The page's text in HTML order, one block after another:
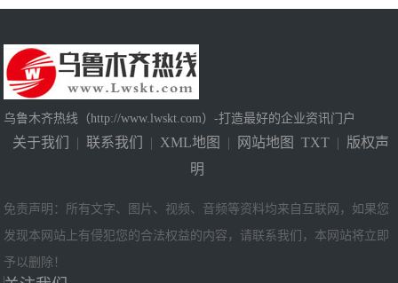
乌鲁木齐热线（http://www.lwskt.com）-打造最好的企业资讯门户
关于我们 联系我们 XML地图 网站地图 TXT
版权声
明
免责声明：所有文字、图片、视频、音频等资料均来自互联网，如果您
发现本网站上有侵犯您的合法权益的内容，请联系我们，本网站将立即
予以删除！